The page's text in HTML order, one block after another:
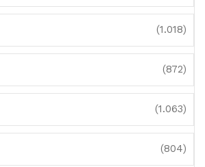
(1.018)
(872)
(1.063)
(804)